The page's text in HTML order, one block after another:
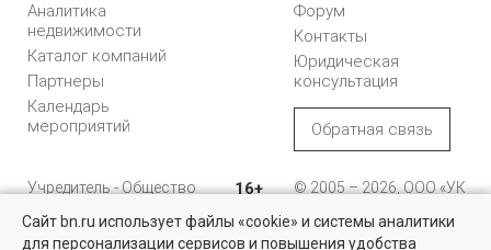
Аналитика
недвижимости
Каталог компаний
Партнеры
Календарь
мероприятий
Форум
Контакты
Юридическая
консультация
Обратная связь
Учредитель - Общество
ответственностью
"Управляющая
16+
© 2005 – 2026, ООО «УК
196105, Санкт-
Сайт bn.ru использует файлы «cookie» и системы аналитики
для персонализации сервисов и повышения удобства